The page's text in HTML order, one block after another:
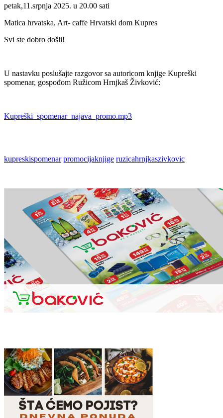
petak,11.srpnja 2025. u 20.00 sati
Matica hrvatska, Art- caffe Hrvatski dom Kupres
Svi ste dobro došli!
U nastavku poslušajte razgovor sa autoricom knjige Kupreški
spomenar, gospođom Ružicom Hrnjkaš Živković:
Kupreški_spomenar_najava_promo.mp3
kupreskispomenar promocijaknjige ruzicahrnjkaszivkovic